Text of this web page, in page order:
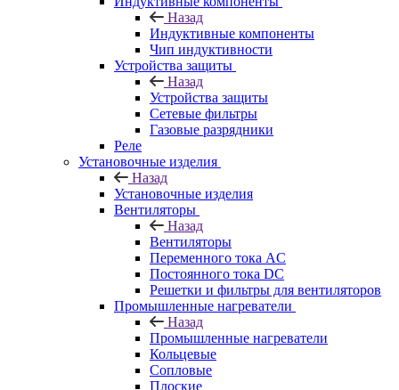
Назад
Индуктивные компоненты
Чип индуктивности
Устройства защиты
Назад
Устройства защиты
Сетевые фильтры
Газовые разрядники
Реле
Установочные изделия
Назад
Установочные изделия
Вентиляторы
Назад
Вентиляторы
Переменного тока AC
Постоянного тока DC
Решетки и фильтры для вентиляторов
Промышленные нагреватели
Назад
Промышленные нагреватели
Кольцевые
Сопловые
Плоские